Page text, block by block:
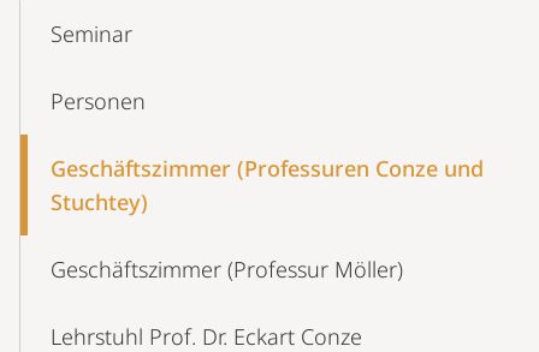
NavigationSeminar
Personen
Geschäftszimmer (Professuren Conze und
Stuchtey)
Geschäftszimmer (Professur Möller)
Lehrstuhl Prof. Dr. Eckart Conze